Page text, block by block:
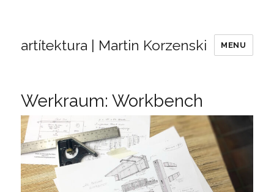
artítektura | Martin Korzenski MENU
Werkraum: Workbench